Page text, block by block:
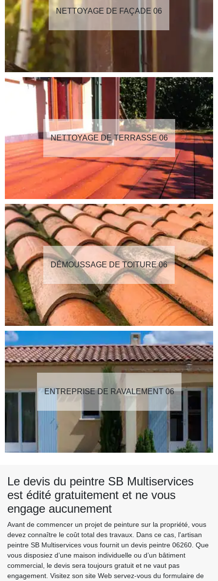
NETTOYAGE DE FAÇADE 06
NETTOYAGE DE TERRASSE 06
DÉMOUSSAGE DE TOITURE 06
ENTREPRISE DE RAVALEMENT 06
Le devis du peintre SB Multiservices
est édité gratuitement et ne vous
engage aucunement
Avant de commencer un projet de peinture sur la propriété, vous
devez connaître le coût total des travaux. Dans ce cas, l'artisan
peintre SB Multiservices vous fournit un devis peintre 06260. Que
vous disposiez d’une maison individuelle ou d’un bâtiment
commercial, le devis sera toujours gratuit et ne vaut pas
engagement. Visitez son site Web servez-vous du formulaire de